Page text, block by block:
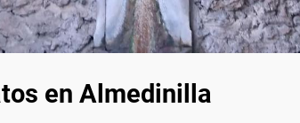
en Almedinilla